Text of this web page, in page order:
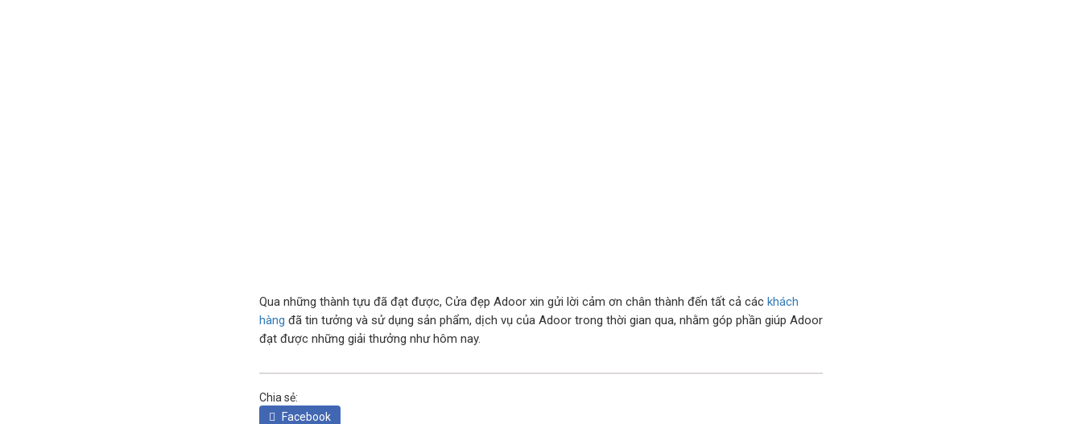
Qua những thành tựu đã đạt được, Cửa đẹp Adoor xin gửi lời cảm ơn chân thành đến tất cả các khách
hàng đã tin tưởng và sử dụng sản phẩm, dịch vụ của Adoor trong thời gian qua, nhằm góp phần giúp Adoor
đạt được những giải thưởng như hôm nay.
Chia sẻ:
Facebook